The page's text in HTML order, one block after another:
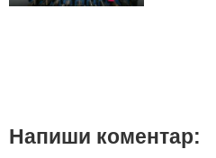
Напиши коментар: